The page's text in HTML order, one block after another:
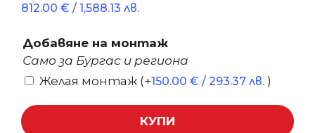
812.00 € / 1,588.13 лв.
Добавяне на монтаж
Само за Бургас и региона
Желая монтаж (+150.00 € / 293.37 лв. )
КУПИ